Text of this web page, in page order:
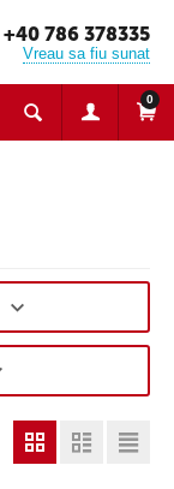
+40 786 378335
Vreau sa fiu sunat
0